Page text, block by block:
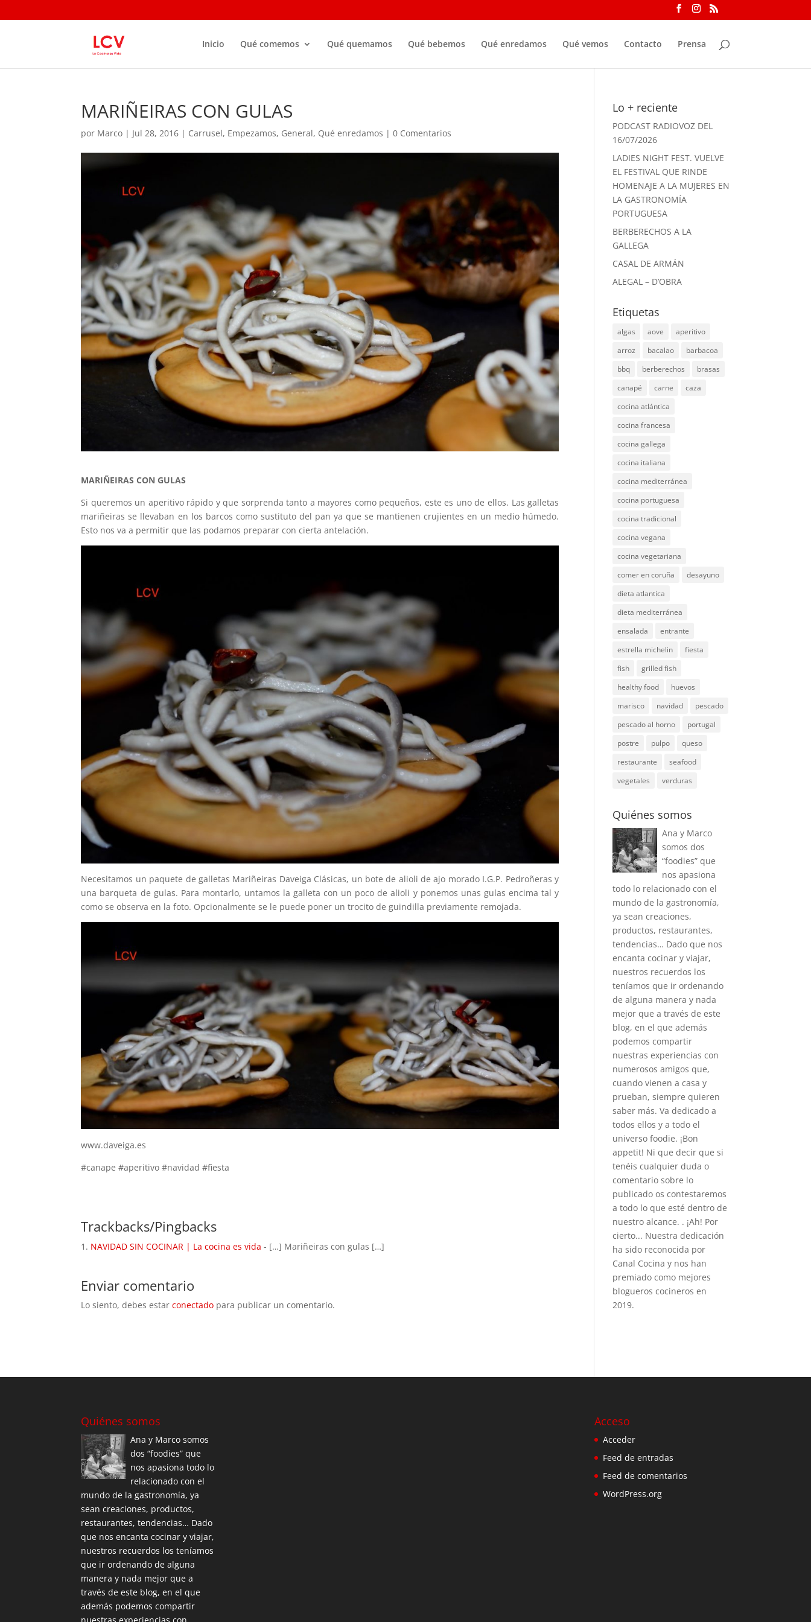
Inicio Qué comemos Qué quemamos Qué bebemos Qué enredamos Qué vemos Contacto Prensa
MARIÑEIRAS CON GULAS
por Marco | Jul 28, 2016 | Carrusel, Empezamos, General, Qué enredamos |0 Comentarios
MARIÑEIRAS CON GULAS
Si queremos un aperitivo rápido y que sorprenda tanto a mayores como pequeños, este es uno de ellos. Las galletas
mariñeiras se llevaban en los barcos como sustituto del pan ya que se mantienen crujientes en un medio húmedo.
Esto nos va a permitir que las podamos preparar con cierta antelación.
Necesitamos un paquete de galletas Mariñeiras Daveiga Clásicas, un bote de alioli de ajo morado I.G.P. Pedroñeras y
una barqueta de gulas. Para montarlo, untamos la galleta con un poco de alioli y ponemos unas gulas encima tal y
como se observa en la foto. Opcionalmente se le puede poner un trocito de guindilla previamente remojada.
www.daveiga.es
#canape #aperitivo #navidad #fiesta
Trackbacks/Pingbacks
NAVIDAD SIN COCINAR | La cocina es vida - […] Mariñeiras con gulas […]
Enviar comentario
Lo siento, debes estarconectado para publicar un comentario.
Lo + reciente
PODCAST RADIOVOZ DEL
16/07/2026
LADIES NIGHT FEST. VUELVE
EL FESTIVAL QUE RINDE
HOMENAJE A LA MUJERES EN
LA GASTRONOMÍA
PORTUGUESA
BERBERECHOS A LA
GALLEGA
CASAL DE ARMÁN
ALEGAL – D’OBRA
Etiquetas
algas aove
aperitivo
arroz
bacalao
barbacoa
bbq
berberechos
brasas
canapé
carne
caza
cocina atlántica
cocina francesa
cocina gallega
cocina italiana
cocina mediterránea
cocina portuguesa
cocina tradicional
cocina vegana
cocina vegetariana
comer en coruña
desayuno
dieta atlantica
dieta mediterránea
ensalada
entrante
estrella michelin
fiesta
fish
grilled fish
healthy food
huevos
marisco
navidad
pescado
pescado al horno
portugal
postre
pulpo
queso
restaurante
seafood
vegetales
verduras
Quiénes somos
Ana y Marco
somos dos
“foodies” que
nos apasiona
todo lo relacionado con el
mundo de la gastronomía,
ya sean creaciones,
productos, restaurantes,
tendencias… Dado que nos
encanta cocinar y viajar,
nuestros recuerdos los
teníamos que ir ordenando
de alguna manera y nada
mejor que a través de este
blog, en el que además
podemos compartir
nuestras experiencias con
numerosos amigos que,
cuando vienen a casa y
prueban, siempre quieren
saber más. Va dedicado a
todos ellos y a todo el
universo foodie. ¡Bon
appetit! Ni que decir que si
tenéis cualquier duda o
comentario sobre lo
publicado os contestaremos
a todo lo que esté dentro de
nuestro alcance. . ¡Ah! Por
cierto... Nuestra dedicación
ha sido reconocida por
Canal Cocina y nos han
premiado como mejores
blogueros cocineros en
2019.
Quiénes somos
Ana y Marco somos
dos “foodies” que
nos apasiona todo lo
relacionado con el
mundo de la gastronomía, ya
sean creaciones, productos,
restaurantes, tendencias… Dado
que nos encanta cocinar y viajar,
nuestros recuerdos los teníamos
que ir ordenando de alguna
manera y nada mejor que a
través de este blog, en el que
además podemos compartir
Acceso
Acceder
Feed de entradas
Feed de comentarios
WordPress.org